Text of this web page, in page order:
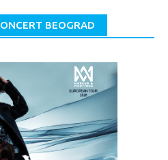
BEOGRAD